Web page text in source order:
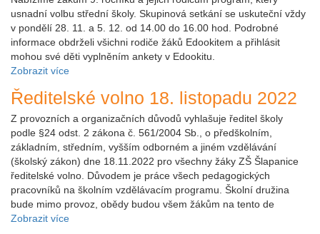
usnadní volbu střední školy. Skupinová setkání se uskuteční vždy
v pondělí 28. 11. a 5. 12. od 14.00 do 16.00 hod. Podrobné
informace obdrželi všichni rodiče žáků Edookitem a přihlásit
mohou své děti vyplněním ankety v Edookitu.
Zobrazit více
Ředitelské volno 18. listopadu 2022
Z provozních a organizačních důvodů vyhlašuje ředitel školy
podle §24 odst. 2 zákona č. 561/2004 Sb., o předškolním,
základním, středním, vyšším odborném a jiném vzdělávání
(školský zákon) dne 18.11.2022 pro všechny žáky ZŠ Šlapanice
ředitelské volno. Důvodem je práce všech pedagogických
pracovníků na školním vzdělávacím programu. Školní družina
bude mimo provoz, obědy budou všem žákům na tento de
Zobrazit více